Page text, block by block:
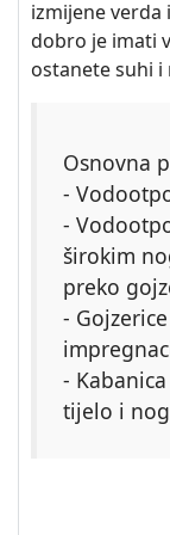
izmijene verda
dobro je imati
ostanete suhi i
Osnovna
-
-
širokim
preko
-
-
tijelo i